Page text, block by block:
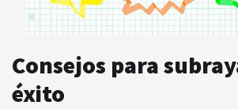
Consejos para
éxito